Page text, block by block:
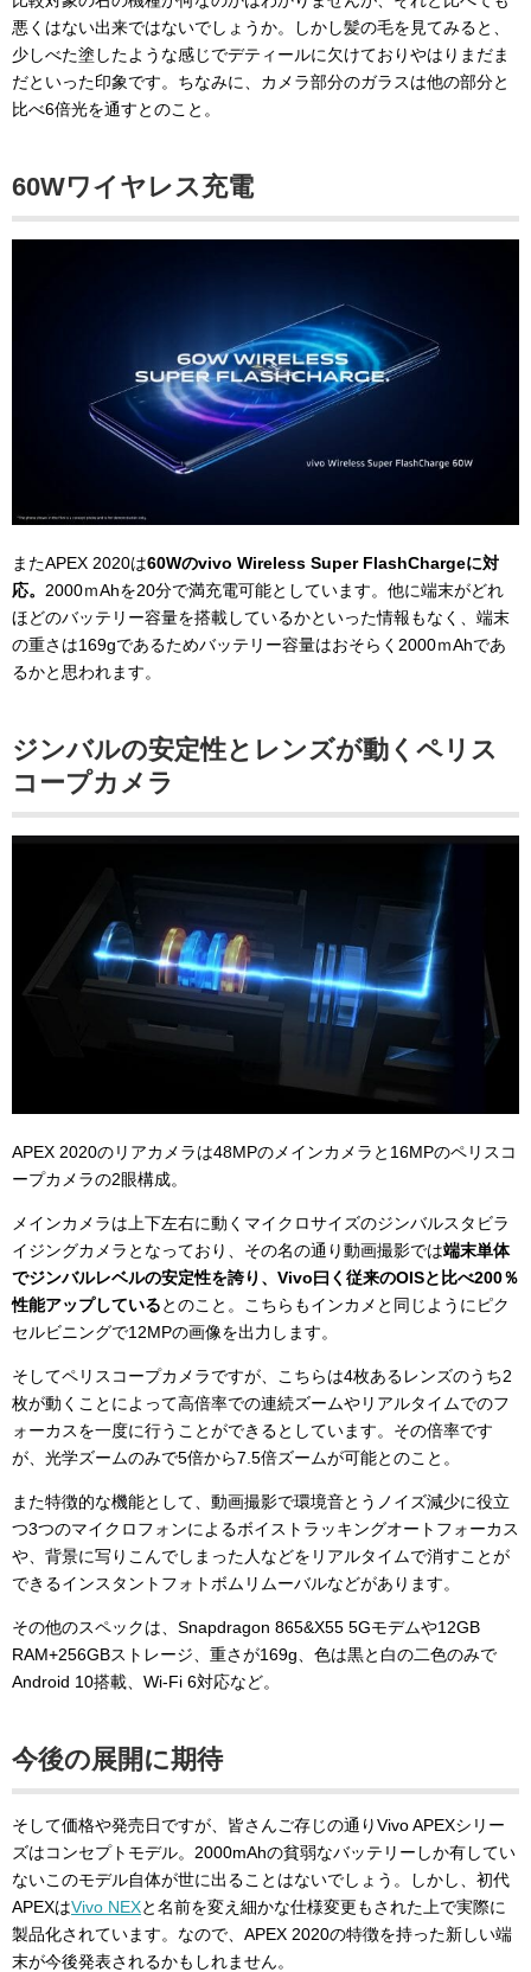
悪くはない出来ではないでしょうか。しかし髪の毛を見てみると、
少しべた塗したような感じでデティールに欠けておりやはりまだま
だといった印象です。ちなみに、カメラ部分のガラスは他の部分と
比べ6倍光を通すとのこと。
60Wワイヤレス充電
またAPEX 2020は60Wのvivo Wireless Super FlashChargeに対
応。 2000ｍAhを20分で満充電可能としています。他に端末がどれ
ほどのバッテリー容量を搭載しているかといった情報もなく、端末
の重さは169gであるためバッテリー容量はおそらく2000ｍAhであ
るかと思われます。
ジンバルの安定性とレンズが動くペリス
コープカメラ
APEX 2020のリアカメラは48MPのメインカメラと16MPのペリスコ
ープカメラの2眼構成。
メインカメラは上下左右に動くマイクロサイズのジンバルスタビラ
イジングカメラとなっており、その名の通り動画撮影では端末単体
でジンバルレベルの安定性を誇り、Vivo曰く従来のOISと比べ200％
性能アップしているとのこと。こちらもインカメと同じようにピク
セルビニングで12MPの画像を出力します。
そしてペリスコープカメラですが、こちらは4枚あるレンズのうち2
枚が動くことによって高倍率での連続ズームやリアルタイムでのフ
ォーカスを一度に行うことができるとしています。その倍率です
が、光学ズームのみで5倍から7.5倍ズームが可能とのこと。
また特徴的な機能として、動画撮影で環境音とうノイズ減少に役立
つ3つのマイクロフォンによるボイストラッキングオートフォーカス
や、背景に写りこんでしまった人などをリアルタイムで消すことが
できるインスタントフォトボムリムーバルなどがあります。
その他のスペックは、Snapdragon 865&X55 5Gモデムや12GB
RAM+256GBストレージ、重さが169g、色は黒と白の二色のみで
Android 10搭載、Wi-Fi 6対応など。
今後の展開に期待
そして価格や発売日ですが、皆さんご存じの通りVivo APEXシリー
ズはコンセプトモデル。2000mAhの貧弱なバッテリーしか有してい
ないこのモデル自体が世に出ることはないでしょう。しかし、初代
APEXはVivo NEXと名前を変え細かな仕様変更もされた上で実際に
製品化されています。なので、APEX 2020の特徴を持った新しい端
末が今後発表されるかもしれません。